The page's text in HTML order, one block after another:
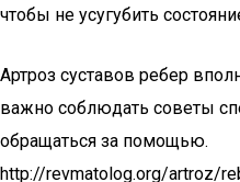
чтобы не усугубить
Артроз суставов ребер
важно соблюдать советы
обращаться за помощью.
http://revmatolog.org/artroz/